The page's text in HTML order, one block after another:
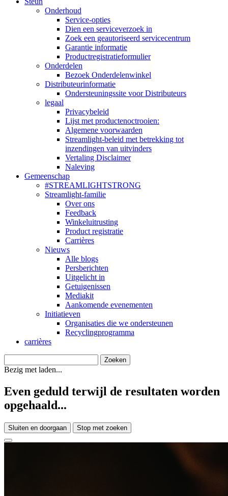
Onderhoud
Service-opties
Dien een serviceverzoek in
Zoek een geautoriseerd servicecentrum
Garantie informatie
Productregistratieformulier
Onderdelen
Bezoek Onderdelenwinkel
Distributeurinformatie
Ondersteuningssite voor Distributeurs
legaal
Privacybeleid
Lijst met productenoctrooien:
Algemene voorwaarden
Streamlight-beleid met betrekking tot
inzendingen van uitvinders
Vertaling Disclaimer
Naleving
Gemeenschap
#STREAMLIGHTSTRONG
Streamlight-familie
Over ons
Feedback
Winkeluitrusting
Product registratie
Carrières
Nieuws
Alle blogs
Persberichten
Uitgelicht in
Getuigenissen
Mediakit
Aankomende evenementen
Initiatieven
Organisaties die we ondersteunen
Recyclingprogramma
carrières
Bezig met laden...
Even geduld terwijl de resultaten worden
opgehaald...
Sluiten en doorgaan Stop met zoeken